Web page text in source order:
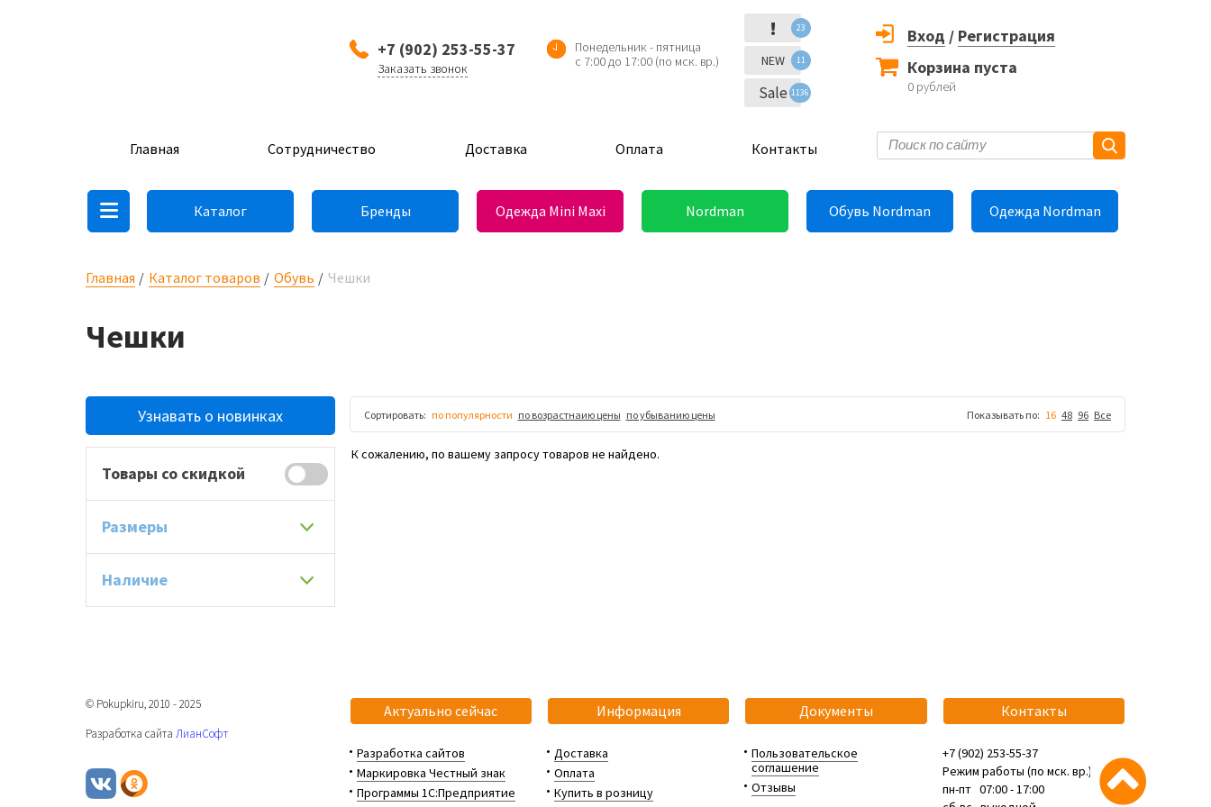
+7 (902) 253-55-37
Заказать звонок
Понедельник - пятница
с 7:00 до 17:00 (по мск. вр.)
! 23
NEW 11
Sale 1136
Вход / Регистрация
Корзина пуста
0 рублей
Главная Сотрудничество Доставка Оплата Контакты
Каталог Бренды Одежда Mini Maxi Nordman Обувь Nordman Одежда Nordman
Главная Каталог товаров Обувь Чешки
Чешки
Узнавать о новинках
Товары со скидкой
Размеры
Наличие
Сортировать: по популярности по возрастнаию цены по убыванию цены Показывать по: 16 48 96 Все
К сожалению, по вашему запросу товаров не найдено.
Актуально сейчас
Разработка сайтов
Маркировка Честный знак
Программы 1С:Предприятие
Информация
Доставка
Оплата
Купить в розницу
Документы
Пользовательское
соглашение
Отзывы
Контакты
+7 (902) 253-55-37
Режим работы (по мск. вр.):
пн-пт 07:00 - 17:00
© Pokupkiru, 2010 - 2025
Разработка сайта ЛианСофт